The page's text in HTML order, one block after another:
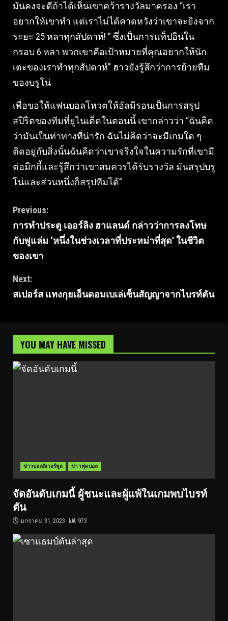
มันคงจะดีถ้าได้เห็นเขาคว้ารางวัลมาครอง “เรา
อยากให้เขาทํา แต่เราไม่ได้คาดหวังว่าเขาจะยิงจาก
ระยะ 25 หลาทุกสัปดาห์! ” ซึ่งเป็นการแท็ปอินใน
กรอบ 6 หลา พวกเขาคือเป้าหมายที่คุณอยากให้นัก
เตะของเราทําทุกสัปดาห์” ฮาวยังรู้สึกว่าการย้ายทีม
ของบรูโน่
เพื่อขอให้แฟนบอลโหวตให้อัลมิรอนเป็นการสรุป
สปิริตของทีมที่ยูไนเต็ดในตอนนี้ เขากล่าวว่า “ฉันคิด
ว่ามันเป็นท่าทางที่น่ารัก ฉันไม่คิดว่าจะมีเกมใด ๆ
ติดอยู่กับสิ่งนั้นฉันคิดว่าเขาจริงใจในความรักที่เขามี
ต่อมิกกี้และรู้สึกว่าเขาสมควรได้รับรางวัล มันสรุปบรู
โน่และส่วนหนึ่งก็สรุปทีมได้”
Continue
Reading
Previous:
การทำประตู เออร์ลิง ฮาแลนด์ กล่าวว่าการลงโทษ
กับฟูแล่ม ‘หนึ่งในช่วงเวลาที่ประหม่าที่สุด’ ในชีวิต
ของเขา
Next:
สเปอร์ส แทงกุยเอ็นดอมเบเล่เซ็นสัญญาจากไบรท์ตัน
YOU MAY HAVE MISSED
ข่าวบอลลิเวอร์พูล ข่าวฟุตบอล
จัดอันดับเกมนี้ ผู้ชนะและผู้แพ้ในเกมพบไบรท์
ตัน
มกราคม 31, 2023 973